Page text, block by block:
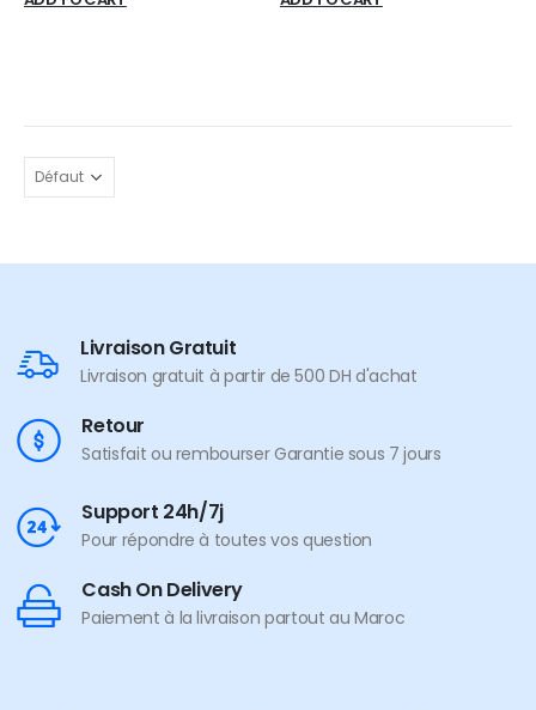
Livraison Gratuit
Livraison gratuit à partir de 500 DH d'achat
Retour
Satisfait ou rembourser Garantie sous 7 jours
Support 24h/7j
Pour répondre à toutes vos question
Cash On Delivery
Paiement à la livraison partout au Maroc